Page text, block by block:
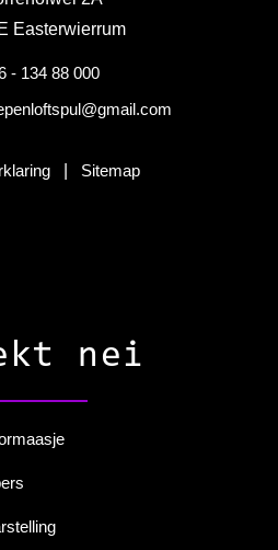
Easterwierrum
- 134 88 000
Sitemap
nei